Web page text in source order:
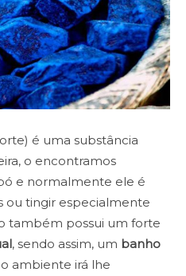
é uma substância
o encontramos
e normalmente ele é
ou tingir especialmente
também possui um forte
, sendo assim, um banho
ambiente irá lhe